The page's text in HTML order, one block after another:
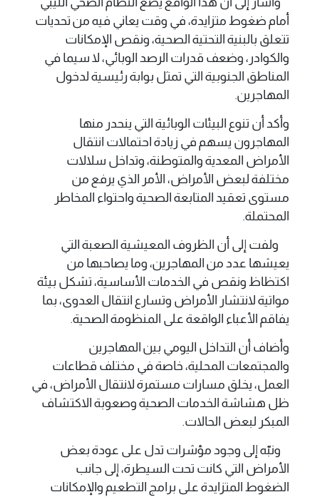
أمام ضغوط متزايدة، في وقت يعاني فيه من تحديات
تتعلق بالبنية التحتية الصحية، ونقص الإمكانات
والكوادر، وضعف قدرات الرصد الوبائي، لا سيما في
المناطق الجنوبية التي تمثل بوابة رئيسية لدخول
المهاجرين.
وأكد أن تنوع البيئات الوبائية التي ينحدر منها
المهاجرون يسهم في زيادة احتمالات انتقال
الأمراض المعدية والمتوطنة، وتداخل سلالات
مختلفة لبعض الأمراض، الأمر الذي يرفع من
مستوى تعقيد المتابعة الصحية واحتواء المخاطر
المحتملة.
ولفت إلى أن الظروف المعيشية الصعبة التي
يعيشها عدد من المهاجرين، وما يصاحبها من
اكتظاظ ونقص في الخدمات الأساسية، تشكل بيئة
مواتية لانتشار الأمراض وتسارع انتقال العدوى، بما
يفاقم الأعباء الواقعة على المنظومة الصحية.
وأضاف أن التداخل اليومي بين المهاجرين
والمجتمعات المحلية، خاصة في مختلف قطاعات
العمل، يخلق مسارات مستمرة لانتقال الأمراض، في
ظل هشاشة الخدمات الصحية وصعوبة الاكتشاف
المبكر لبعض الحالات.
ونبّه إلى وجود مؤشرات تدل على عودة بعض
الأمراض التي كانت تحت السيطرة، إلى جانب
الضغوط المتزايدة على برامج التطعيم والإمكانات